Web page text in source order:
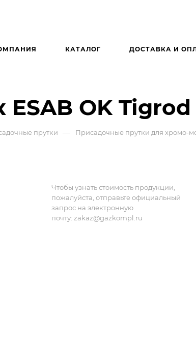
КАТАЛОГ ДОСТАВКА И
OK Tigrod
прутки —
Присадочные прутки для хромо-
Чтобы узнать стоимость продукции,
пожалуйста, отправьте официальный
запрос на электронную
почту: zakaz@gazkompl.ru